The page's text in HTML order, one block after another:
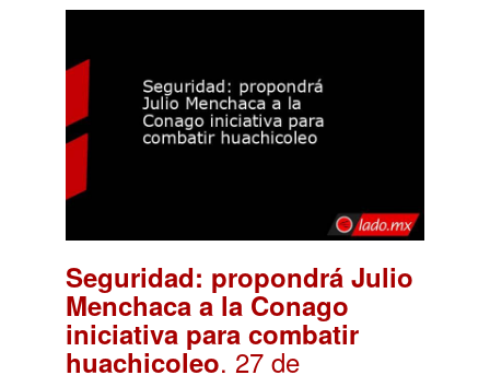
Seguridad: propondrá Julio
Menchaca a la Conago
iniciativa para combatir
huachicoleo. 27 de